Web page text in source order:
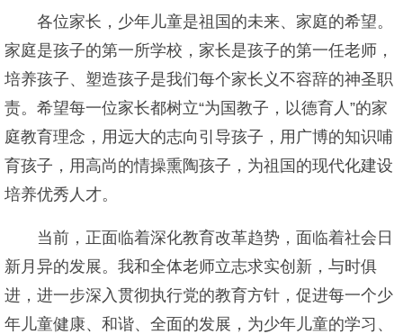
各位家长，少年儿童是祖国的未来、家庭的希望。
家庭是孩子的第一所学校，家长是孩子的第一任老师，
培养孩子、塑造孩子是我们每个家长义不容辞的神圣职
责。希望每一位家长都树立“为国教子，以德育人”的家
庭教育理念，用远大的志向引导孩子，用广博的知识哺
育孩子，用高尚的情操熏陶孩子，为祖国的现代化建设
培养优秀人才。
当前，正面临着深化教育改革趋势，面临着社会日
新月异的发展。我和全体老师立志求实创新，与时俱
进，进一步深入贯彻执行党的教育方针，促进每一个少
年儿童健康、和谐、全面的发展，为少年儿童的学习、